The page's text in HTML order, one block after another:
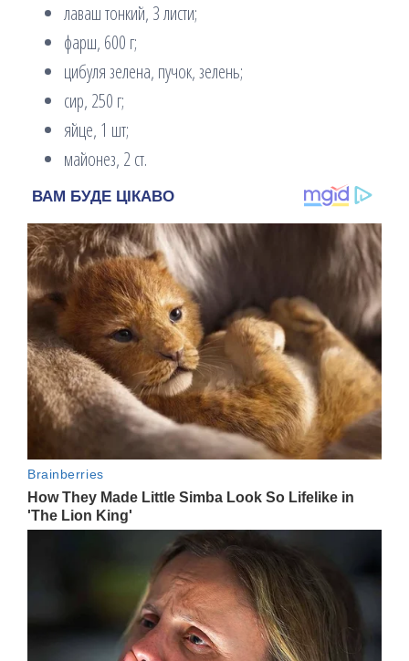
лаваш тонкий, 3 листи;
фарш, 600 г;
цибуля зелена, пучок, зелень;
сир, 250 г;
яйце, 1 шт;
майонез, 2 ст.